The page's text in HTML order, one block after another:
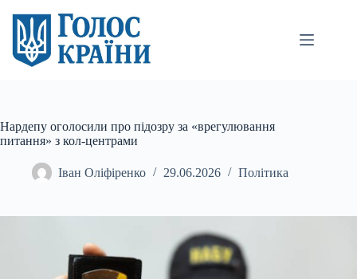
вмісту
Нардепу оголосили про підозру за «врегулювання
питання» з кол-центрами
Іван Оліфіренко 29.06.2026 Політика